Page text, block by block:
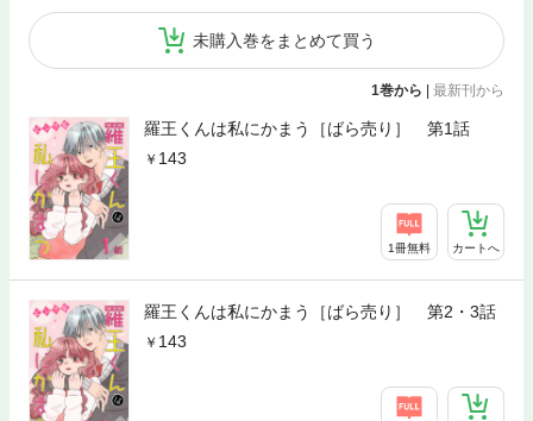
未購入巻をまとめて買う
1巻から | 最新刊から
羅王くんは私にかまう［ばら売り］ 第1話
143
1冊無料 カートへ
羅王くんは私にかまう［ばら売り］ 第2・3話
143